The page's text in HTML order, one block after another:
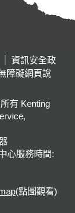
資訊安全政
障礙網頁說
有 Kenting
心服務時間:
(點圖觀看)